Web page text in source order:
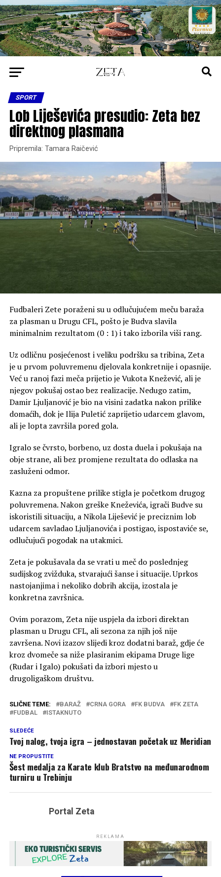
SPORT
Lob Liješevića presudio: Zeta bez
direktnog plasmana
Pripremila: Tamara Raičević
Fudbaleri Zete poraženi su u odlučujućem meču baraža
za plasman u Drugu CFL, pošto je Budva slavila
minimalnim rezultatom (0 : 1) i tako izborila viši rang.
Uz odličnu posjećenost i veliku podršku sa tribina, Zeta
je u prvom poluvremenu djelovala konkretnije i opasnije.
Već u ranoj fazi meča prijetio je Vukota Knežević, ali je
njegov pokušaj ostao bez realizacije. Nedugo zatim,
Damir Ljuljanović je bio na visini zadatka nakon prilike
domaćih, dok je Ilija Puletić zaprijetio udarcem glavom,
ali je lopta završila pored gola.
Igralo se čvrsto, borbeno, uz dosta duela i pokušaja na
obje strane, ali bez promjene rezultata do odlaska na
zasluženi odmor.
Kazna za propuštene prilike stigla je početkom drugog
poluvremena. Nakon greške Kneževića, igrači Budve su
iskoristili situaciju, a Nikola Liješević je preciznim lob
udarcem savladao Ljuljanovića i postigao, ispostaviće se,
odlučujući pogodak na utakmici.
Zeta je pokušavala da se vrati u meč do poslednjeg
sudijskog zvižduka, stvarajući šanse i situacije. Uprkos
nastojanjima i nekoliko dobrih akcija, izostala je
konkretna završnica.
Ovim porazom, Zeta nije uspjela da izbori direktan
plasman u Drugu CFL, ali sezona za njih još nije
završena. Novi izazov slijedi kroz dodatni baraž, gdje će
kroz dvomeče sa niže plasiranim ekipama Druge lige
(Rudar i Igalo) pokušati da izbori mjesto u
drugoligaškom društvu.
SLIČNE TEME: BARAŽ CRNA GORA FK BUDVA
FK ZETA
FUDBAL
ISTAKNUTO
SLEDEĆE
Tvoj nalog, tvoja igra – jednostavan početak uz Meridian
NE PROPUSTITE
Šest medalja za Karate klub Bratstvo na međunarodnom
turniru u Trebinju
Portal Zeta
REKLAMA